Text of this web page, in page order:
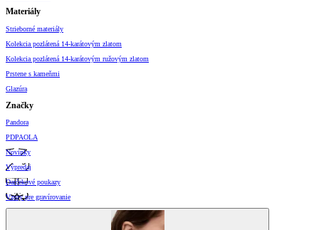
Materiály
Strieborné materiály
Kolekcia pozlátená 14-karátovým zlatom
Kolekcia pozlátená 14-karátovým ružovým zlatom
Prstene s kameňmi
Glazúra
Značky
Pandora
PDPAOLA
Novinky
Výpredaj
Darčekové poukazy
Vzory pre gravírovanie